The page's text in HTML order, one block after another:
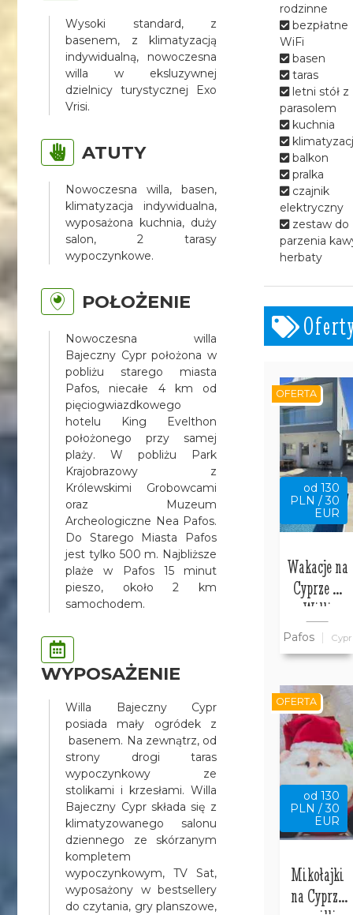
Wysoki standard, z
basenem, z klimatyzacją
indywidualną, nowoczesna
willa w eksluzywnej
dzielnicy turystycznej Exo
Vrisi.
ATUTY
Nowoczesna willa, basen,
klimatyzacja indywidualna,
wyposażona kuchnia, duży
salon, 2 tarasy
wypoczynkowe.
POŁOŻENIE
Nowoczesna willa
Bajeczny Cypr położona w
pobliżu starego miasta
Pafos, niecałe 4 km od
pięciogwiazdkowego
hotelu King Evelthon
położonego przy samej
plaży. W pobliżu Park
Krajobrazowy z
Królewskimi Grobowcami
oraz Muzeum
Archeologiczne Nea Pafos.
Do Starego Miasta Pafos
jest tylko 500 m. Najbliższe
plaże w Pafos 15 minut
pieszo, około 2 km
samochodem.
WYPOSAŻENIE
Willa Bajeczny Cypr
posiada mały ogródek z
basenem. Na zewnątrz, od
strony drogi taras
wypoczynkowy ze
stolikami i krzesłami. Willa
Bajeczny Cypr składa się z
klimatyzowanego salonu
dziennego ze skórzanym
kompletem
wypoczynkowym, TV Sat,
wyposażony w bestsellery
do czytania, gry planszowe,
rodzinne
bezpłatne
WiFi
basen
taras
letni stół z
parasolem
kuchnia
balkon
pralka
czajnik
elektryczny
zestaw do
parzenia
herbaty
od 130
PLN / 30
EUR
Wakacje na
Cyprze w
Willi
Bajeczny
Cypr
Pafos Cypr
OFERTA
od 130
PLN / 30
EUR
Mikołajki
na Cyprze
OFERTA